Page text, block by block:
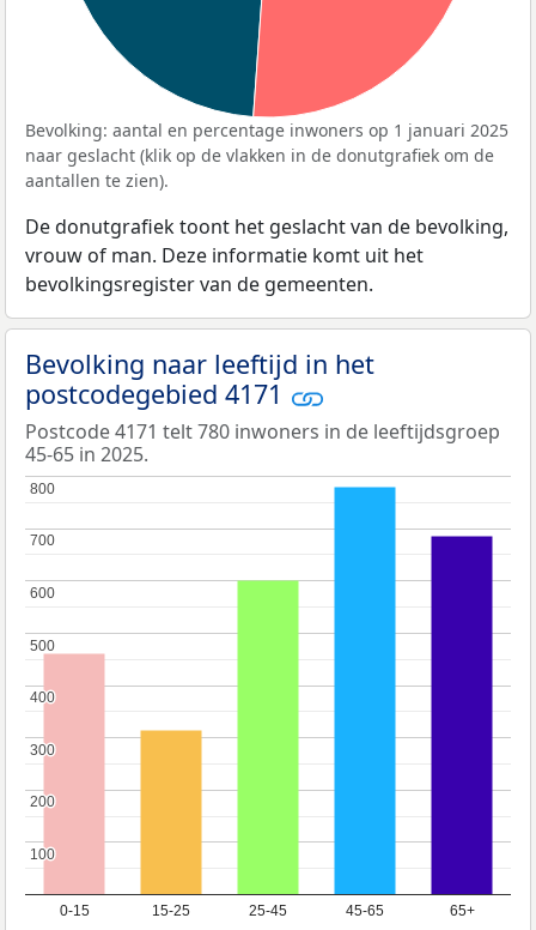
Bevolking: aantal en percentage inwoners op 1 januari 2025
naar geslacht (klik op de vlakken in de donutgrafiek om de
aantallen te zien).
De donutgrafiek toont het geslacht van de bevolking,
vrouw of man. Deze informatie komt uit het
bevolkingsregister van de gemeenten.
Bevolking naar leeftijd in het
postcodegebied 4171
Postcode 4171 telt 780 inwoners in de leeftijdsgroep
45-65 in 2025.
0-15 15-25 25-45 45-65 65+
100
100
200
200
300
300
400
400
500
500
600
600
700
700
800
800